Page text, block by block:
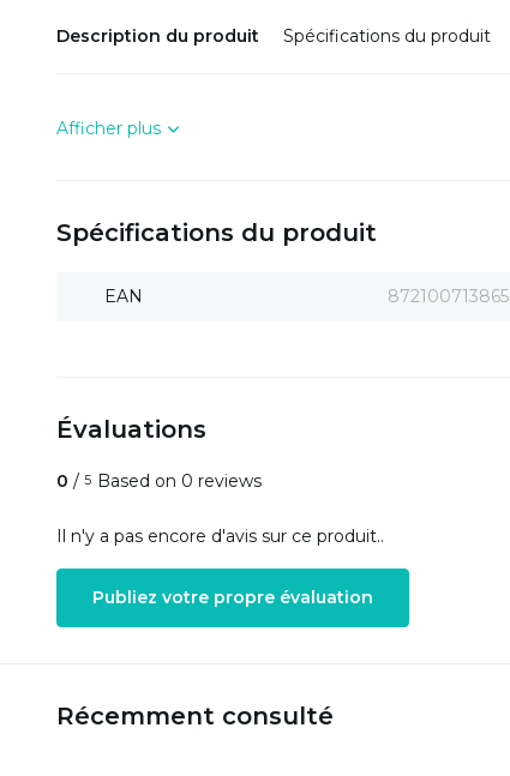
Description du produit Spécifications du produit
Afficher plus
Spécifications du produit
EAN
Évaluations
0 / 5 Based on 0 reviews
Il n'y a pas encore d'avis sur ce produit..
Publiez votre propre évaluation
Récemment consulté